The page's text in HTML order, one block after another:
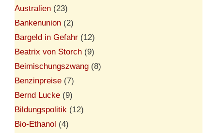
Australien (23)
Bankenunion (2)
Bargeld in Gefahr (12)
Beatrix von Storch (9)
Beimischungszwang (8)
Benzinpreise (7)
Bernd Lucke (9)
Bildungspolitik (12)
Bio-Ethanol (4)